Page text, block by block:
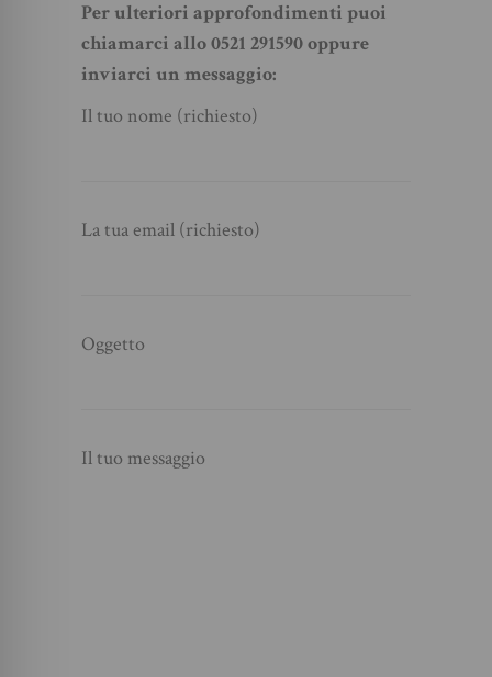
Per ulteriori approfondimenti puoi
chiamarci allo 0521 291590 oppure
inviarci un messaggio:
Il tuo nome (richiesto)
La tua email (richiesto)
Oggetto
Il tuo messaggio